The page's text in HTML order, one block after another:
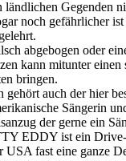
ländlichen Gegenden
noch gefährlicher ist
abgebogen oder
kann mitunter einen
bringen.
gehört auch der hier
Sängerin
der gerne ein
EDDY ist ein
USA fast eine ganze